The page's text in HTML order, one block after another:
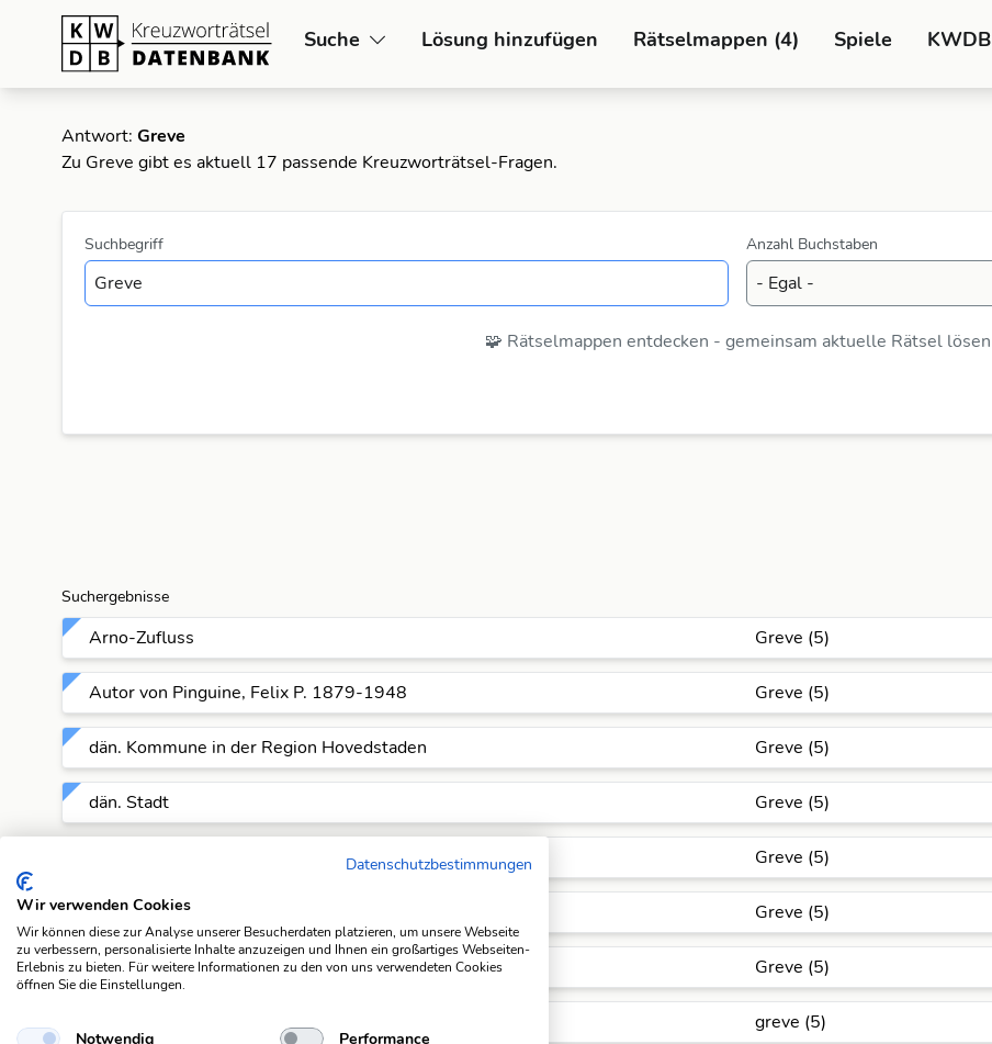
Suche Lösung hinzufügen Rätselmappen (4) Spiele KWDB
Antwort: Greve
Zu Greve gibt es aktuell 17 passende Kreuzworträtsel-Fragen.
Suchbegriff Anzahl Buchstaben
🧩 Rätselmappen entdecken - gemeinsam aktuelle Rätsel lösen
Suchergebnisse
Arno-Zufluss Greve (5)
Autor von Pinguine, Felix P. 1879-1948 Greve (5)
dän. Kommune in der Region Hovedstaden Greve (5)
dän. Stadt Greve (5)
Greve (5)
dt. Bildhauer, Henning 1954- Greve (5)
dt. Schriftsteller, Felix Paul 1879-1948 Greve (5)
greve (5)
Datenschutzbestimmungen
Wir verwenden Cookies
Wir können diese zur Analyse unserer Besucherdaten platzieren, um unsere Webseite
zu verbessern, personalisierte Inhalte anzuzeigen und Ihnen ein großartiges Webseiten-
Erlebnis zu bieten. Für weitere Informationen zu den von uns verwendeten Cookies
öffnen Sie die Einstellungen.
Notwendig
Performance